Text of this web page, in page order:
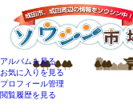
アルバムを見る
お気に入りを見る
プロフィール管理
閲覧履歴を見る